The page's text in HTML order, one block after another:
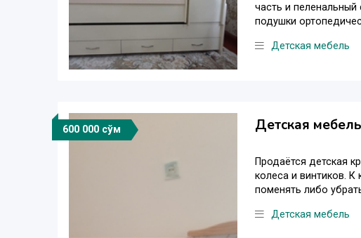
часть и
подушки
Детская мебель
600 000 сўм Детская мебель
Продаётся детская
колеса и винтиков.
поменять либо
Детская мебель